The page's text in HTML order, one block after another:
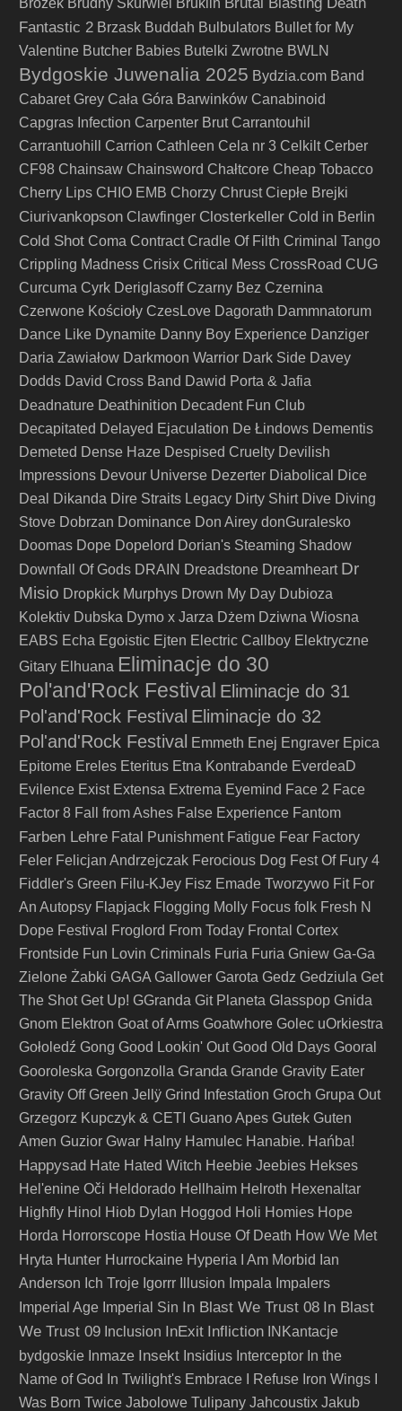
Brożek Brüdny Skürwiel Bruklin
Fantastic 2 Brzask Buddah Bulbulators Bullet for My
Valentine Butcher Babies Butelki Zwrotne BWLN
Bydgoskie Juwenalia 2025 Bydzia.com Band
Cabaret Grey Cała Góra Barwinków Canabinoid
Capgras Infection Carpenter Brut Carrantouhil
Carrantuohill
Carrion Cathleen Cela nr 3 Celkilt Cerber
CF98 Chainsaw Chainsword Chałtcore Cheap Tobacco
Cherry Lips CHIO EMB Chorzy Chrust Ciepłe Brejki
Ciurivankopson Clawfinger Closterkeller Cold in Berlin
Cold Shot Coma Contract Cradle Of Filth Criminal Tango
Crippling Madness Crisix Critical Mess CrossRoad CUG
Curcuma Cyrk Deriglasoff Czarny Bez Czernina
Czerwone Kościoły CzesLove Dagorath Dammnatorum
Dance Like Dynamite Danny Boy Experience Danziger
Daria Zawiałow Darkmoon Warrior Dark Side Davey
Dodds David Cross Band Dawid Porta & Jafia
Deadnature Deathinition Decadent Fun Club
Decapitated Delayed Ejaculation De Łindows Dementis
Demeted Dense Haze Despised Cruelty Devilish
Impressions Devour Universe Dezerter Diabolical
Dice
Deal
Dikanda Dire Straits Legacy Dirty Shirt Dive Diving
Stove Dobrzan Dominance Don Airey donGuralesko
Doomas Dope Dopelord Dorian's Steaming Shadow
Downfall Of Gods DRAIN Dreadstone Dreamheart Dr
Misio Dropkick Murphys Drown My Day Dubioza
Kolektiv Dubska Dymo x Jarza Dżem Dziwna Wiosna
EABS Echa Egoistic Ejten Electric Callboy Elektryczne
Gitary Elhuana Eliminacje do 30
Pol'and'Rock Festival Eliminacje do 31
Pol'and'Rock Festival Eliminacje do 32
Pol'and'Rock Festival Emmeth Enej Engraver Epica
Epitome Ereles Eteritus Etna Kontrabande EverdeaD
Evilence Exist Extensa Extrema Eyemind Face 2 Face
Factor 8 Fall from Ashes False Experience Fantom
Farben Lehre Fatal Punishment Fatigue Fear Factory
Feler Felicjan Andrzejczak Ferocious Dog Fest Of Fury 4
Fiddler's Green Filu-KJey Fisz Emade Tworzywo Fit For
An Autopsy Flapjack Flogging Molly Focus folk Fresh N
Dope Festival
Froglord From Today Frontal Cortex
Frontside Fun Lovin Criminals Furia Furia Gniew Ga-Ga
Zielone Żabki GAGA Gallower Garota Gedz Gedziula Get
The Shot Get Up! GGranda Git Planeta Glasspop Gnida
Gnom Elektron Goat of Arms Goatwhore Golec uOrkiestra
Gołoledź Gong Good Lookin' Out Good Old Days Gooral
Gooroleska Gorgonzolla Granda Grande Gravity Eater
Gravity Off Green Jellÿ Grind Infestation Groch Grupa Out
Grzegorz Kupczyk & CETI Guano Apes Gutek Guten
Amen Guzior Gwar Halny Hamulec Hanabie. Hańba!
Happysad Hate Hated Witch Heebie Jeebies Hekses
Hel'enine Oči Heldorado Hellhaim Helroth Hexenaltar
Highfly Hinol Hiob Dylan Hoggod Holi Homies Hope
Horda Horrorscope Hostia House Of Death How We Met
Hryta Hunter Hurrockaine Hyperia I Am Morbid Ian
Anderson Ich Troje Igorrr Illusion Impala Impalers
Imperial Age Imperial Sin In Blast We Trust 08 In Blast
We Trust 09 Inclusion InExit Infliction INKantacje
bydgoskie Inmaze Insekt Insidius Interceptor In the
Name of God
In Twilight's Embrace I Refuse Iron Wings
Was Born Twice Jabolowe Tulipany Jahcoustix Jakub